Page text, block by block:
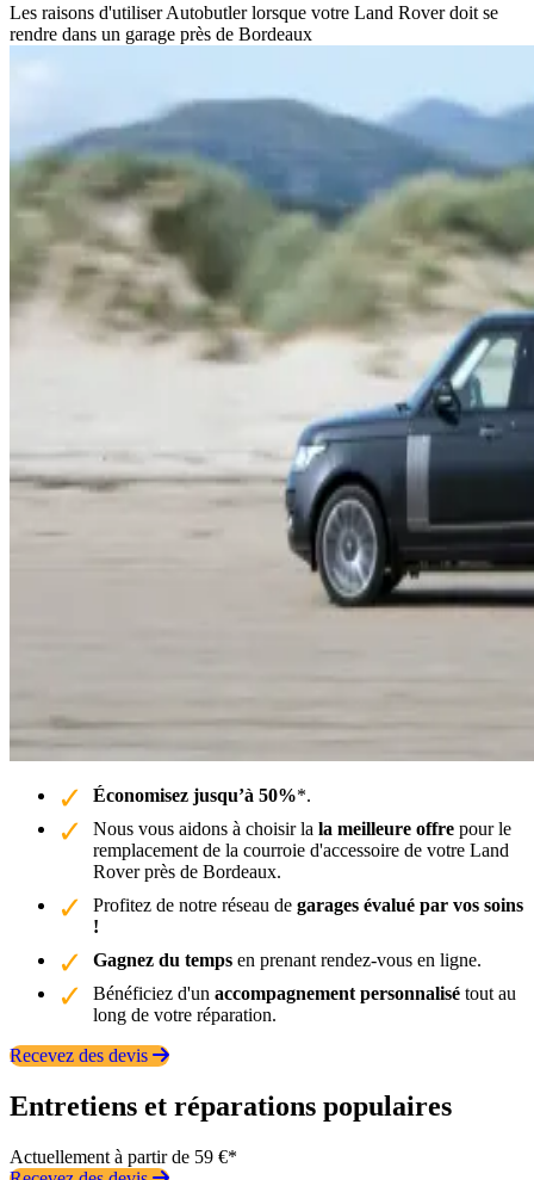
Les raisons d'utiliser Autobutler lorsque votre Land Rover doit se
rendre dans un garage près de Bordeaux
Économisez jusqu’à 50%*.
Nous vous aidons à choisir la la meilleure offre pour le
remplacement de la courroie d'accessoire de votre Land
Rover près de Bordeaux.
Profitez de notre réseau de garages évalué par vos soins
!
Gagnez du temps en prenant rendez-vous en ligne.
Bénéficiez d'un accompagnement personnalisé tout au
long de votre réparation.
Recevez des devis
Entretiens et réparations populaires
Actuellement à partir de 59 €*